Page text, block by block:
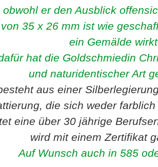
obwohl er den Ausblick
35 x 26 mm ist wie
ein Gemälde
hat die Goldschmiedin
und naturidentischer Art
aus einer
die sich weder
eine über 30 jährige
wird mit einem Zertifikat
Auf Wunsch auch in 585